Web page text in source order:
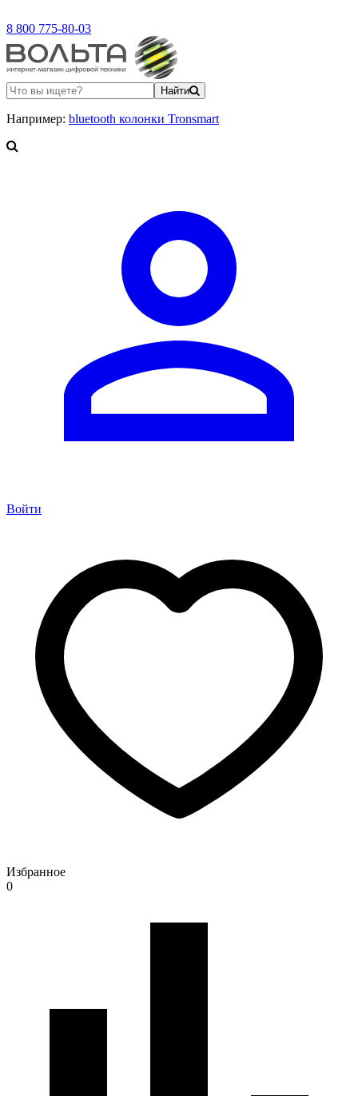
8 800 775-80-03
Найти
Например: bluetooth колонки Tronsmart
Войти
Избранное
0